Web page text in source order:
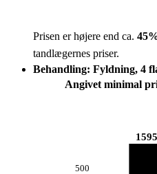
Prisen er højere end ca. 45
tandlægernes priser.
Behandling: Fyldning, 4
Angivet minimal
500
1595